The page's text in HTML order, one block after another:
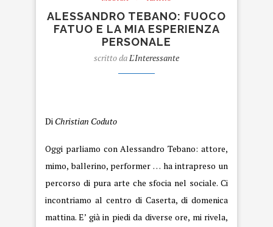
ALESSANDRO TEBANO: FUOCO
FATUO E LA MIA ESPERIENZA
PERSONALE
scritto da L'Interessante
Di Christian Coduto
Oggi parliamo con Alessandro Tebano: attore,
mimo, ballerino, performer … ha intrapreso un
percorso di pura arte che sfocia nel sociale. Ci
incontriamo al centro di Caserta, di domenica
mattina. E’ già in piedi da diverse ore, mi rivela,